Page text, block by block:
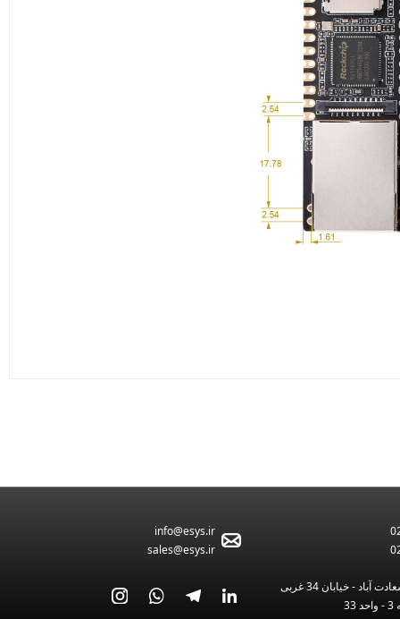
آباد - خیابان 34 غربی
info@esys.ir
sales@esys.ir